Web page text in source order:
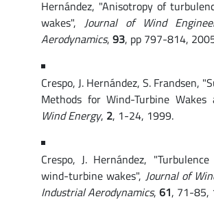
Hernández, "Anisotropy of
wakes", Journal of Wind
Aerodynamics, 93, pp 797-814,
Crespo, J. Hernández, S. Frandsen,
Methods for Wind-Turbine Wakes
Wind Energy, 2, 1-24, 1999.
Crespo, J. Hernández,
wind-turbine wakes", Journal of
Industrial Aerodynamics, 61, 71-85,